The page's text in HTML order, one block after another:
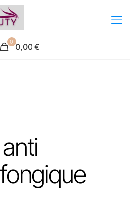
0 0,00 €
anti
fongique